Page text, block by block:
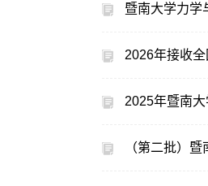
暨南大学力学
2026年接收
2025年暨南
（第二批）